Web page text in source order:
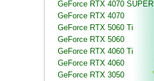
GeForce RTX 4070 SUPER
GeForce RTX 4070
GeForce RTX 5060 Ti
GeForce RTX 5060
GeForce RTX 4060 Ti
GeForce RTX 4060
GeForce RTX 3050